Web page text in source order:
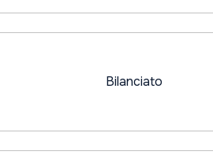
Bilanciato